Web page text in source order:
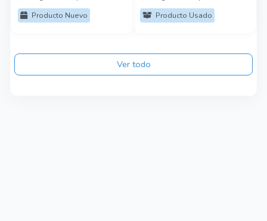
Producto Nuevo
Producto Usado
Ver todo